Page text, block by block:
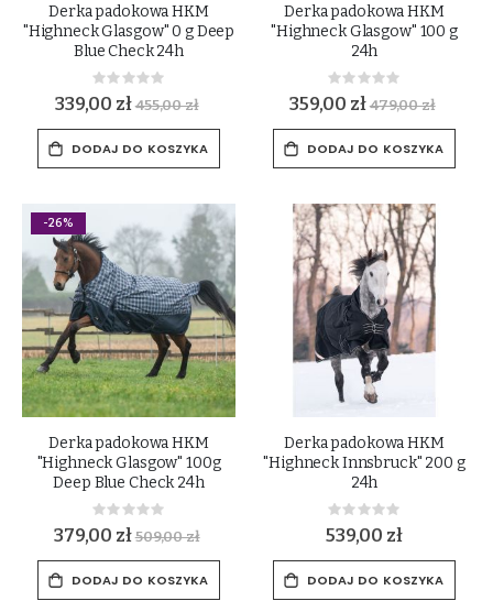
Derka padokowa HKM
"Highneck Glasgow" 0 g Deep
Blue Check 24h
Rating:
0%
339,00 zł455,00 zł
DODAJ DO KOSZYKA
Derka padokowa HKM
"Highneck Glasgow" 100 g
24h
Rating:
0%
359,00 zł479,00 zł
DODAJ DO KOSZYKA
-26%
Derka padokowa HKM
"Highneck Glasgow" 100g
Deep Blue Check 24h
Rating:
0%
379,00 zł509,00 zł
DODAJ DO KOSZYKA
Derka padokowa HKM
"Highneck Innsbruck" 200 g
24h
Rating:
0%
539,00 zł
DODAJ DO KOSZYKA